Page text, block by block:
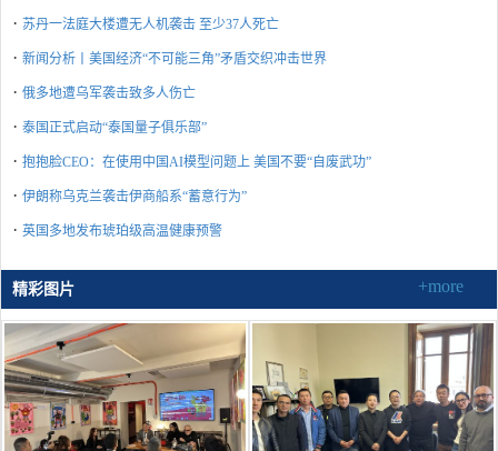
· 苏丹一法庭大楼遭无人机袭击 至少37人死亡
· 新闻分析丨美国经济“不可能三角”矛盾交织冲击世界
· 俄多地遭乌军袭击致多人伤亡
· 泰国正式启动“泰国量子俱乐部”
· 抱抱脸CEO：在使用中国AI模型问题上 美国不要“自废武功”
· 伊朗称乌克兰袭击伊商船系“蓄意行为”
· 英国多地发布琥珀级高温健康预警
精彩图片 +more